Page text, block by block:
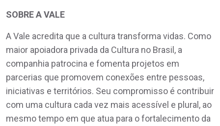
SOBRE A VALE
A Vale acredita que a cultura transforma vidas. Como
maior apoiadora privada da Cultura no Brasil, a
companhia patrocina e fomenta projetos em
parcerias que promovem conexões entre pessoas,
iniciativas e territórios. Seu compromisso é contribuir
com uma cultura cada vez mais acessível e plural, ao
mesmo tempo em que atua para o fortalecimento da